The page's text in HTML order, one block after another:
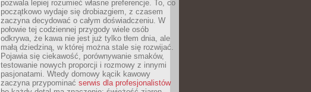
pozwala lepiej rozumieć własne preferencje. To, co
początkowo wydaje się drobiazgiem, z czasem
zaczyna decydować o całym doświadczeniu. W
połowie tej codziennej przygody wiele osób
odkrywa, że kawa nie jest już tylko tłem dnia, ale
małą dziedziną, w której można stale się rozwijać.
Pojawia się ciekawość, porównywanie smaków,
testowanie nowych proporcji i rozmowy z innymi
pasjonatami. Wtedy domowy kącik kawowy
zaczyna przypominać serwis dla profesjonalistów